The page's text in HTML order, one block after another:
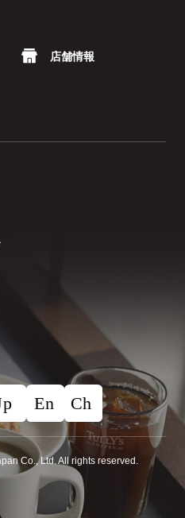
店舗情報
Co., Ltd. All rights reserved.